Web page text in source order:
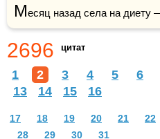
Месяц назад села на диету
2696 цитат
1 2 3 4 5 6
13
14 15 16
17 18 19 20 21 22
28
29 30 31